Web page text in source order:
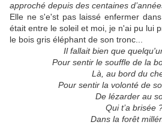
approché depuis des centaines
Elle ne s'e'st pas laissé enfermer
était entre le soleil et moi, je n'ai pu lui
le bois gris éléphant de son tronc...
Il fallait bien que
Pour sentir le souffle de la
Là, au bord du
Pour sentir la volonté de
De lézarder au
Qui t’a brisée
Dans la forêt